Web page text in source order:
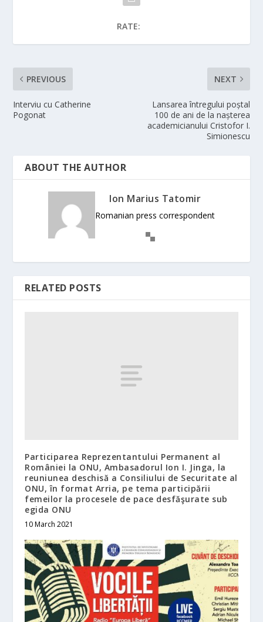
RATE:
PREVIOUS
Interviu cu Catherine
Pogonat
NEXT
Lansarea întregului poștal
100 de ani de la nașterea
academicianului Cristofor I.
Simionescu
ABOUT THE AUTHOR
Ion Marius Tatomir
Romanian press correspondent
RELATED POSTS
Participarea Reprezentantului Permanent al
României la ONU, Ambasadorul Ion I. Jinga, la
reuniunea deschisă a Consiliului de Securitate al
ONU, în format Arria, pe tema participării
femeilor la procesele de pace desfăşurate sub
egida ONU
10 March 2021